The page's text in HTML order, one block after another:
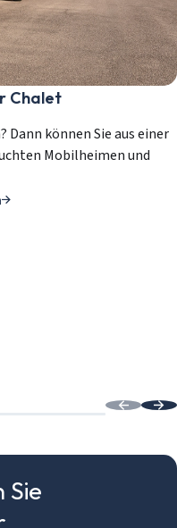
Chalet
Dann können Sie aus einer
Mobilheimen und
Sie
erstellen